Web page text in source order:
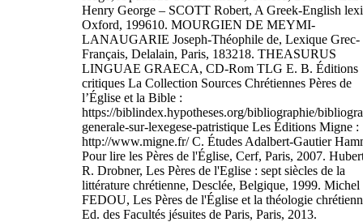
Henry George – SCOTT Robert, A Greek-English
Oxford, 199610. MOURGIEN DE MEYMI-
LANAUGARIE Joseph-Théophile de, Lexique Grec-
Français, Delalain, Paris, 183218. THEASURUS
LINGUAE GRAECA, CD-Rom TLG E. B. Éditions
critiques La Collection Sources Chrétiennes Pères de
l’Église et la Bible :
https://biblindex.hypotheses.org/bibliographie/
generale-sur-lexegese-patristique Les Éditions Migne :
http://www.migne.fr/ C. Études Adalbert-Gautier
Pour lire les Pères de l'Église, Cerf, Paris, 2007.
R. Drobner, Les Pères de l'Eglise : sept siècles de la
littérature chrétienne, Desclée, Belgique, 1999. Michel
FEDOU, Les Pères de l'Église et la théologie
Ed. des Facultés jésuites de Paris, Paris, 2013.